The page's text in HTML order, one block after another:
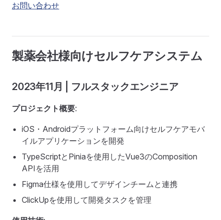
お問い合わせ
製薬会社様向けセルフケアシステム
2023年11月 | フルスタックエンジニア
プロジェクト概要:
iOS・Androidプラットフォーム向けセルフケアモバ
イルアプリケーションを開発
TypeScriptとPiniaを使用したVue3のComposition
APIを活用
Figma仕様を使用してデザインチームと連携
ClickUpを使用して開発タスクを管理